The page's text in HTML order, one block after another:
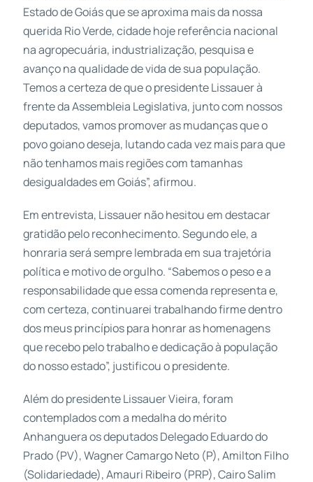
Estado de Goiás que se aproxima mais da nossa
querida Rio Verde, cidade hoje referência nacional
na agropecuária, industrialização, pesquisa e
avanço na qualidade de vida de sua população.
Temos a certeza de que o presidente Lissauer à
frente da Assembleia Legislativa, junto com nossos
deputados, vamos promover as mudanças que o
povo goiano deseja, lutando cada vez mais para que
não tenhamos mais regiões com tamanhas
desigualdades em Goiás”, afirmou.
Em entrevista, Lissauer não hesitou em destacar
gratidão pelo reconhecimento. Segundo ele, a
honraria será sempre lembrada em sua trajetória
política e motivo de orgulho. “Sabemos o peso e a
responsabilidade que essa comenda representa e,
com certeza, continuarei trabalhando firme dentro
dos meus princípios para honrar as homenagens
que recebo pelo trabalho e dedicação à população
do nosso estado”, justificou o presidente.
Além do presidente Lissauer Vieira, foram
contemplados com a medalha do mérito
Anhanguera os deputados Delegado Eduardo do
Prado (PV), Wagner Camargo Neto (P), Amilton Filho
(Solidariedade), Amauri Ribeiro (PRP), Cairo Salim